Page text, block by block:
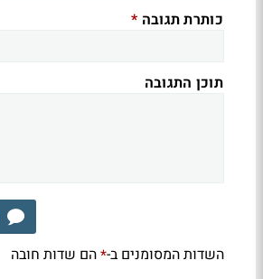
כותרת תגובה *
תוכן התגובה
השדות המסומנים ב-*הם שדות חובה